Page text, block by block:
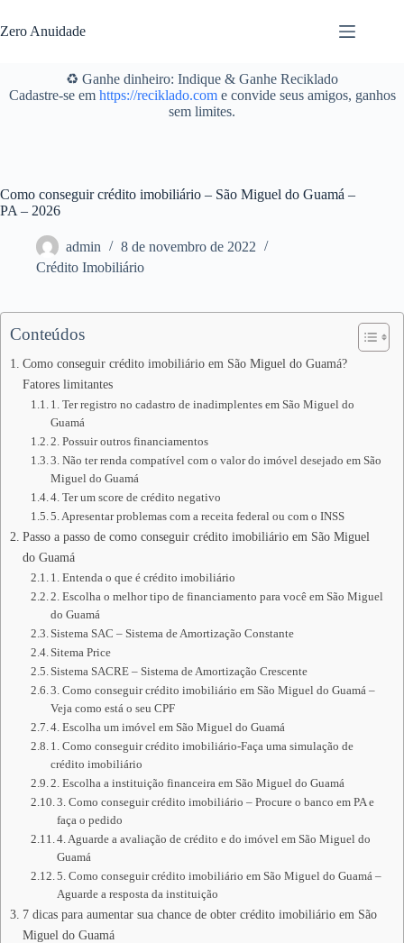
para
o
Zero Anuidade
♻️ Ganhe dinheiro: Indique & Ganhe Reciklado
Cadastre-se em https://reciklado.come convide seus amigos, ganhos
sem limites.
Como conseguir crédito imobiliário – São Miguel do Guamá –
PA – 2026
admin
8 de novembro de 2022
Crédito Imobiliário
Conteúdos
Como conseguir crédito imobiliário em São Miguel do Guamá?
Fatores limitantes
1. Ter registro no cadastro de inadimplentes em São Miguel do
Guamá
2. Possuir outros financiamentos
3. Não ter renda compatível com o valor do imóvel desejado em São
Miguel do Guamá
4. Ter um score de crédito negativo
5. Apresentar problemas com a receita federal ou com o INSS
Passo a passo de como conseguir crédito imobiliário em São Miguel
do Guamá
1. Entenda o que é crédito imobiliário
2. Escolha o melhor tipo de financiamento para você em São Miguel
do Guamá
Sistema SAC – Sistema de Amortização Constante
Sitema Price
Sistema SACRE – Sistema de Amortização Crescente
3. Como conseguir crédito imobiliário em São Miguel do Guamá –
Veja como está o seu CPF
4. Escolha um imóvel em São Miguel do Guamá
1. Como conseguir crédito imobiliário-Faça uma simulação de
crédito imobiliário
2. Escolha a instituição financeira em São Miguel do Guamá
3. Como conseguir crédito imobiliário – Procure o banco em PA e
faça o pedido
4. Aguarde a avaliação de crédito e do imóvel em São Miguel do
Guamá
5. Como conseguir crédito imobiliário em São Miguel do Guamá –
Aguarde a resposta da instituição
7 dicas para aumentar sua chance de obter crédito imobiliário em São
Miguel do Guamá